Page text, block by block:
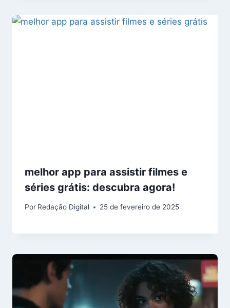
melhor app para assistir filmes e
séries grátis: descubra agora!
Por Redação Digital 25 de fevereiro de 2025